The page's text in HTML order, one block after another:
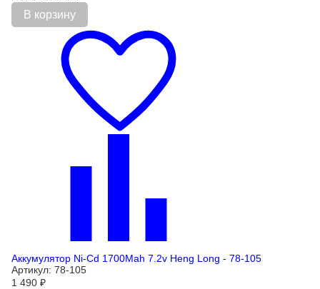
В корзину
Аккумулятор Ni-Cd 1700Mah 7.2v Heng Long - 78-105
Артикул: 78-105
1 490 ₽